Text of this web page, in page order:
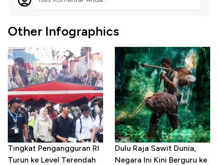
Other Infographics
Tingkat Pengangguran RI
Turun ke Level Terendah
Dulu Raja Sawit Dunia,
Negara Ini Kini Berguru ke